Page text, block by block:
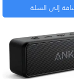
إلى السلة